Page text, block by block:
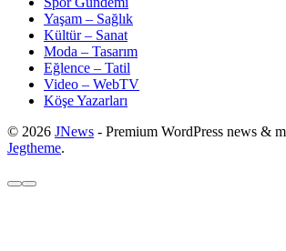
Yaşam – Sağlık
Kültür – Sanat
Moda – Tasarım
Eğlence – Tatil
Video – WebTV
Köşe Yazarları
© 2026 JNews - Premium WordPress news &
Jegtheme.